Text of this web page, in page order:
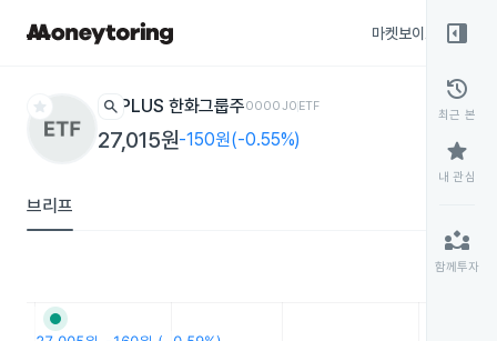
마켓보이스
star search PLUS 한화그룹주0000J0ETF
27,015원-150원(-0.55%)
브리프
right_panel_open
history
최근 본
star
내 관심
partner_exchange
함께투자